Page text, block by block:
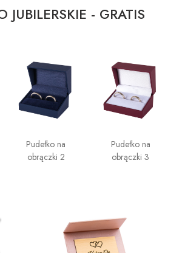
JUBILERSKIE - GRATIS
Pudełko na
obrączki 2
Pudełko na
obrączki 3